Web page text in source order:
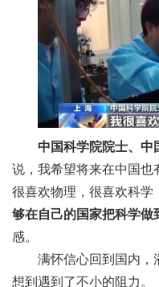
中国科学院院士、中
说，我希望将来在中国也
很喜欢物理，很喜欢科学
够在自己的国家把科学做
感。
满怀信心回到国内，
想到遇到了不小的阻力。